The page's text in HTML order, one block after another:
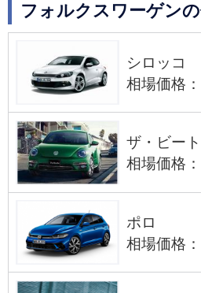
フォルクスワーゲン
シロッコ
相場価格
ザ・ビー
相場価格
ポロ
相場価格